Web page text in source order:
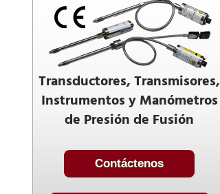
Transductores, Transmisores,
Instrumentos y Manómetros
de Presión de Fusión
Contáctenos